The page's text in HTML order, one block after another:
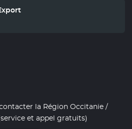
la Région Occitanie /
et appel gratuits)